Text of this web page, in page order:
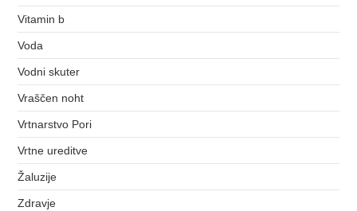
Vitamin b
Voda
Vodni skuter
Vraščen noht
Vrtnarstvo Pori
Vrtne ureditve
Žaluzije
Zdravje